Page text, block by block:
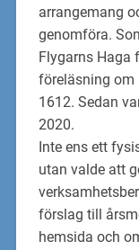
arrangemang
genomföra.
Flygarns Haga
föreläsning om
1612. Sedan
2020.
Inte ens ett
utan valde att
förslag till
hemsida och